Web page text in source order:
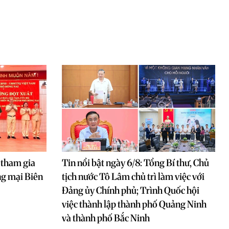
gia
mại Biên
Tin nổi bật ngày 6/8: Tổng Bí thư, Chủ
tịch nước Tô Lâm chủ trì làm việc với
Đảng ủy Chính phủ; Trình Quốc hội
việc thành lập thành phố Quảng Ninh
và thành phố Bắc Ninh